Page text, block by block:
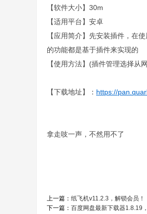
【软件大小】30m
【适用平台】安卓
【应用简介】先安装插件，在
的功能都是基于插件来实现的
【使用方法】(插件管理选择从
【下载地址】： https://
拿走吱一声，不然用不了
上一篇： 纸飞机v11.2.3，解锁会员！
下一篇： 百度网盘最新下载器1.8.19